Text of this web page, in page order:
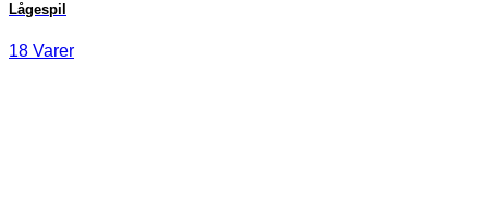
Lågespil
18 Varer